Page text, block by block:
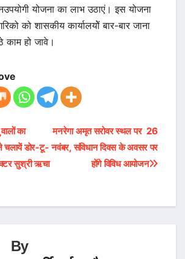
योजना का लाभ उठाएं। इस योजना
को शासकीय कार्यालयोें बार-बार जाना
हो जावे।
मनरेगा अमृत सरोवर स्थल पर 26
नवंबर, संविधान दिवस के अवसर पर
होंगे विविध आयोजन
का
चलायें डोर-टू-
सुश्री ऋचा
By